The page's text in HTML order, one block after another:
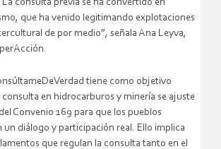
La consulta previa se ha convertido en
que ha venido legitimando explotaciones
de por medio”, señala Ana Leyva,
.
tiene como objetivo
consulta en hidrocarburos y minería se ajuste
Convenio 169 para que los pueblos
un diálogo y participación real. Ello implica
que regulan la consulta tanto en el